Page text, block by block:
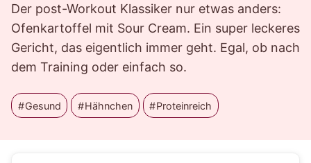
Der post-Workout Klassiker nur etwas anders:
Ofenkartoffel mit Sour Cream. Ein super leckeres
Gericht, das eigentlich immer geht. Egal, ob nach
dem Training oder einfach so.
Gesund Hähnchen Proteinreich